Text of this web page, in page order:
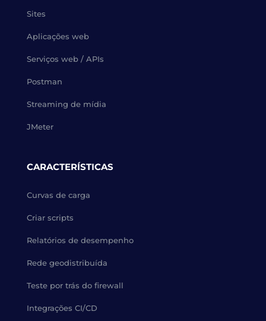
Sites
Aplicações web
Serviços web / APIs
Postman
Streaming de mídia
JMeter
CARACTERÍSTICAS
Curvas de carga
Criar scripts
Relatórios de desempenho
Rede geodistribuída
Teste por trás do firewall
Integrações CI/CD